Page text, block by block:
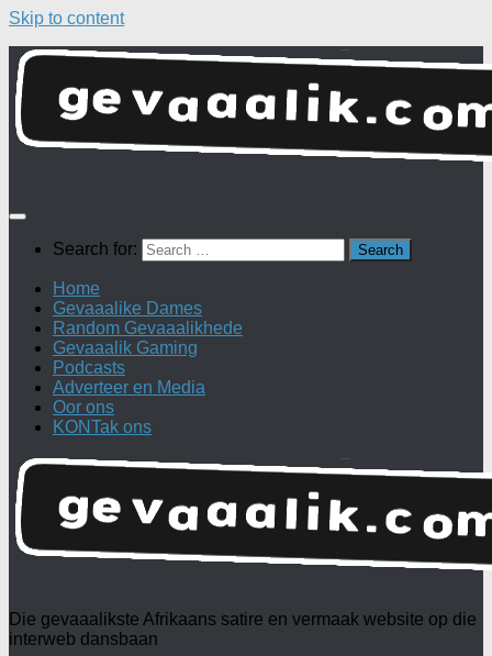
Skip to content
Search for:
Home
Gevaaalike Dames
Random Gevaaalikhede
Gevaaalik Gaming
Podcasts
Adverteer en Media
Oor ons
KONTak ons
Die gevaaalikste Afrikaans satire en vermaak website op die
interweb dansbaan